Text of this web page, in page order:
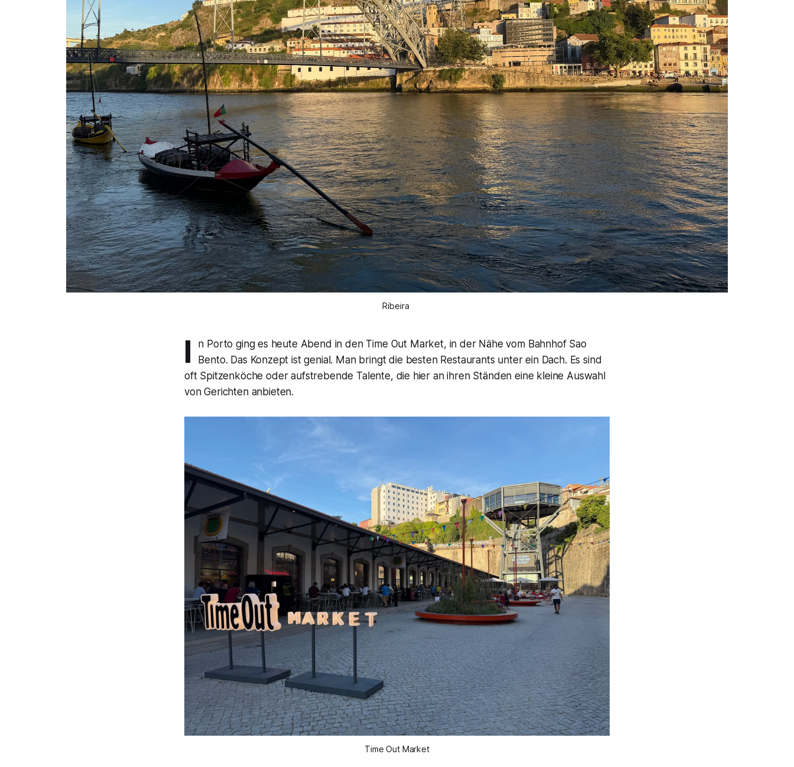
Ribeira
I
n Porto ging es heute Abend in den Time Out Market, in der Nähe vom Bahnhof Sao
Bento. Das Konzept ist genial. Man bringt die besten Restaurants unter ein Dach. Es sind
oft Spitzenköche oder aufstrebende Talente, die hier an ihren Ständen eine kleine Auswahl
von Gerichten anbieten.
Time Out Market